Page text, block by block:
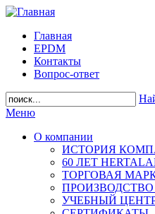
Главная
EPDM
Контакты
Вопрос-ответ
Меню
О компании
ИСТОРИЯ
60 ЛЕТ
ТОРГОВАЯ
ПРОИЗВОДСТВО
УЧЕБНЫЙ